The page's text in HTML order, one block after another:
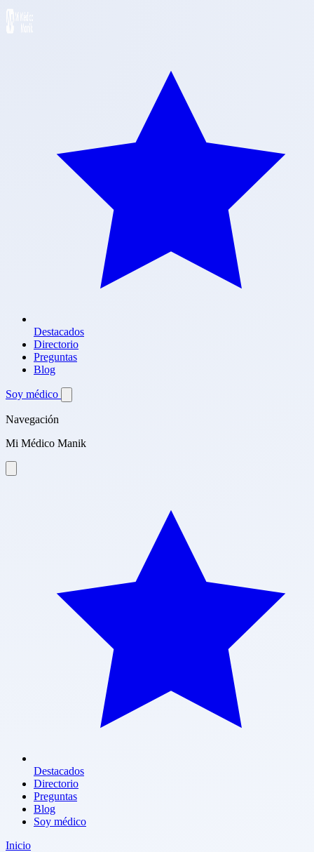
Destacados
Directorio
Preguntas
Blog
Soy médico
Navegación
Mi Médico Manik
Destacados
Directorio
Preguntas
Blog
Soy médico
Inicio